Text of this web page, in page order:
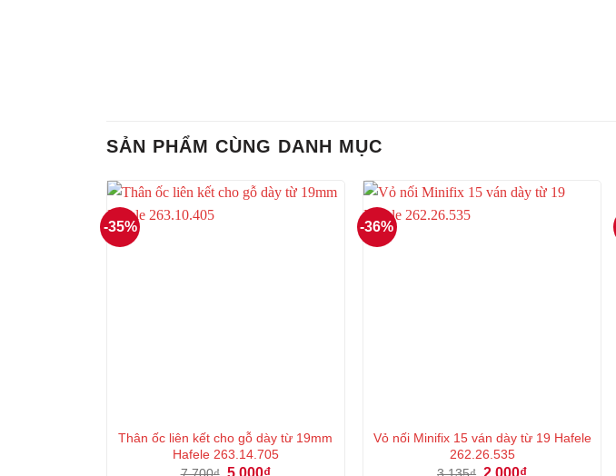
SẢN PHẨM CÙNG DANH MỤC
-35%
Thân ốc liên kết cho gỗ dày từ 19mm
Hafele 263.14.705
Giá
Giá
-36%
Vỏ nối Minifix 15 ván dày từ 19 Hafele
262.26.535
Giá
Giá